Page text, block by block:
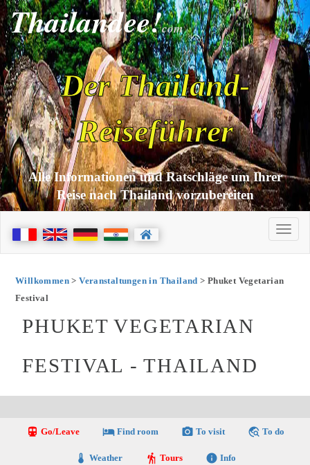
Thailandee!com
Der Thailand-
Reiseführer
Alle Informationen und Ratschläge um Ihrer
Reise nach Thailand vorzubereiten
Willkommen>Veranstaltungen in Thailand > Phuket Vegetarian
Festival
PHUKET VEGETARIAN
FESTIVAL - THAILAND
directions_transit Go/Leave local_hotelFind room photo_camera To visit travel_explore To do
thermostat Weather hiking Tours info Info